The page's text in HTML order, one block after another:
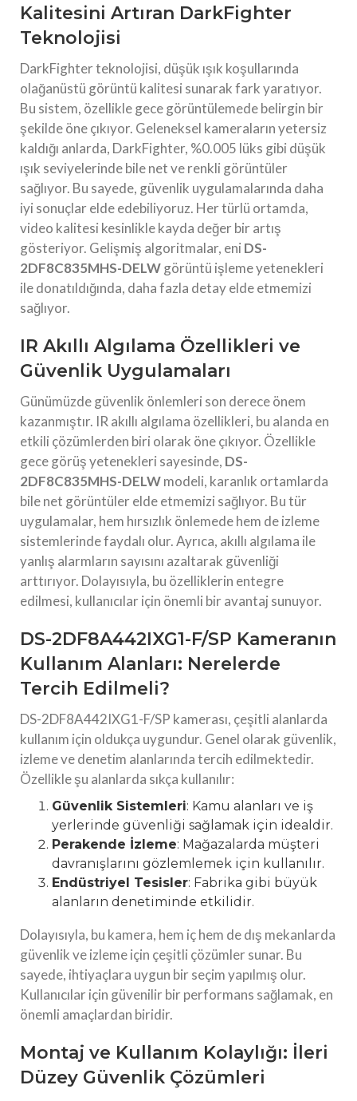
Kalitesini Artıran DarkFighter
Teknolojisi
DarkFighter teknolojisi, düşük ışık koşullarında
olağanüstü görüntü kalitesi sunarak fark yaratıyor.
Bu sistem, özellikle gece görüntülemede belirgin bir
şekilde öne çıkıyor. Geleneksel kameraların yetersiz
kaldığı anlarda, DarkFighter, %0.005 lüks gibi düşük
ışık seviyelerinde bile net ve renkli görüntüler
sağlıyor. Bu sayede, güvenlik uygulamalarında daha
iyi sonuçlar elde edebiliyoruz. Her türlü ortamda,
video kalitesi kesinlikle kayda değer bir artış
gösteriyor. Gelişmiş algoritmalar, eni DS-
2DF8C835MHS-DELWgörüntü işleme yetenekleri
ile donatıldığında, daha fazla detay elde etmemizi
sağlıyor.
IR Akıllı Algılama Özellikleri ve
Güvenlik Uygulamaları
Günümüzde güvenlik önlemleri son derece önem
kazanmıştır. IR akıllı algılama özellikleri, bu alanda en
etkili çözümlerden biri olarak öne çıkıyor. Özellikle
gece görüş yetenekleri sayesinde, DS-
2DF8C835MHS-DELWmodeli, karanlık ortamlarda
bile net görüntüler elde etmemizi sağlıyor. Bu tür
uygulamalar, hem hırsızlık önlemede hem de izleme
sistemlerinde faydalı olur. Ayrıca, akıllı algılama ile
yanlış alarmların sayısını azaltarak güvenliği
arttırıyor. Dolayısıyla, bu özelliklerin entegre
edilmesi, kullanıcılar için önemli bir avantaj sunuyor.
DS-2DF8A442IXG1-F/SP Kameranın
Kullanım Alanları: Nerelerde
Tercih Edilmeli?
DS-2DF8A442IXG1-F/SP kamerası, çeşitli alanlarda
kullanım için oldukça uygundur. Genel olarak güvenlik,
izleme ve denetim alanlarında tercih edilmektedir.
Özellikle şu alanlarda sıkça kullanılır:
Güvenlik Sistemleri: Kamu alanları ve iş
yerlerinde güvenliği sağlamak için idealdir.
Perakende İzleme: Mağazalarda müşteri
davranışlarını gözlemlemek için kullanılır.
Endüstriyel Tesisler: Fabrika gibi büyük
alanların denetiminde etkilidir.
Dolayısıyla, bu kamera, hem iç hem de dış mekanlarda
güvenlik ve izleme için çeşitli çözümler sunar. Bu
sayede, ihtiyaçlara uygun bir seçim yapılmış olur.
Kullanıcılar için güvenilir bir performans sağlamak, en
önemli amaçlardan biridir.
Montaj ve Kullanım Kolaylığı: İleri
Düzey Güvenlik Çözümleri